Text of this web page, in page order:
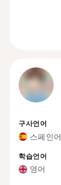
구사언어
스페인어
학습언어
영어